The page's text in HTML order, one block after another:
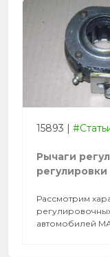
15893 |
Рычаги
Рассмотрим
автомобилей